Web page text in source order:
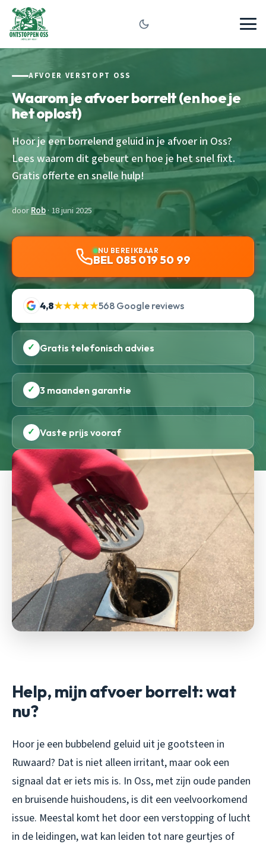
AFVOER VERSTOPT OSS
Waarom je afvoer borrelt (en hoe je
het oplost)
Hoor je een borrelend geluid in je afvoer in Oss?
Lees waarom dit gebeurt en hoe je het snel fixt.
Gratis offerte en snelle hulp!
doorRob· 18 juni 2025
NU BEREIKBAAR
BEL 085 019 50 99
4,8★★★★★568 Google reviews
✓ Gratis telefonisch advies
✓ 3 maanden garantie
✓ Vaste prijs vooraf
Help, mijn afvoer borrelt: wat
nu?
Hoor je een bubbelend geluid uit je gootsteen in
Ruwaard? Dat is niet alleen irritant, maar ook een
signaal dat er iets mis is. In Oss, met zijn oude panden
en bruisende huishoudens, is dit een veelvoorkomend
issue. Meestal komt het door een verstopping of lucht
in de leidingen, wat kan leiden tot nare geurtjes of